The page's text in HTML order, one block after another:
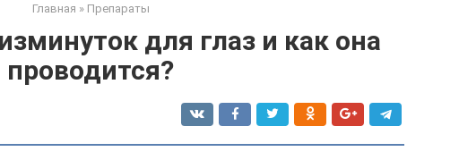
Главная » Препараты
для глаз и как она
проводится?